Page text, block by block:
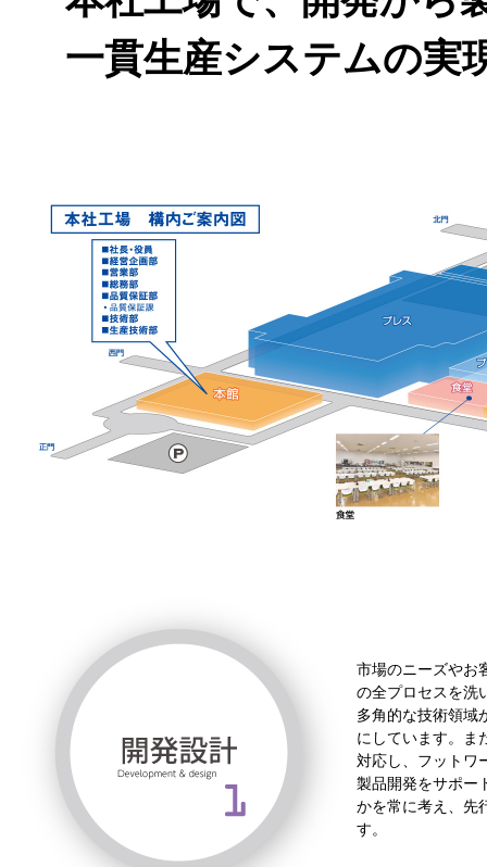
一貫生産システムの実
市場のニーズやお
の全プロセスを洗
多角的な技術領域
にしています。ま
対応し、フットワ
製品開発をサポー
かを常に考え、先
す。